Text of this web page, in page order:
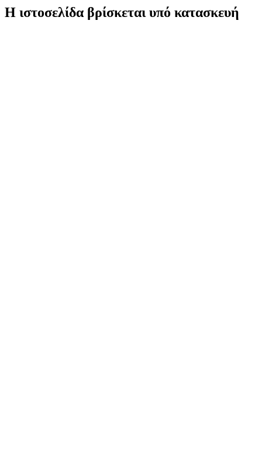
Η ιστοσελίδα βρίσκεται υπό κατασκευή